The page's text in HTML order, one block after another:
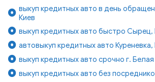
выкуп кредитных авто в день
Киев
выкуп кредитных авто быстро Сырец,
автовыкуп кредитных авто Куреневка,
выкуп кредитных авто срочно г.
выкуп кредитных авто без